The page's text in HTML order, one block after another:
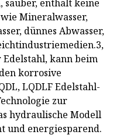
sauber, enthält keine
Mineralwasser,
dünnes Abwasser,
kann beim
korrosive
LQDLF Edelstahl-
zur
hydraulische Modell
und energiesparend.